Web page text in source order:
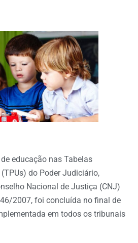
educação nas Tabelas
do Poder Judiciário,
Nacional de Justiça (CNJ)
2007, foi concluída no final de
em todos os tribunais